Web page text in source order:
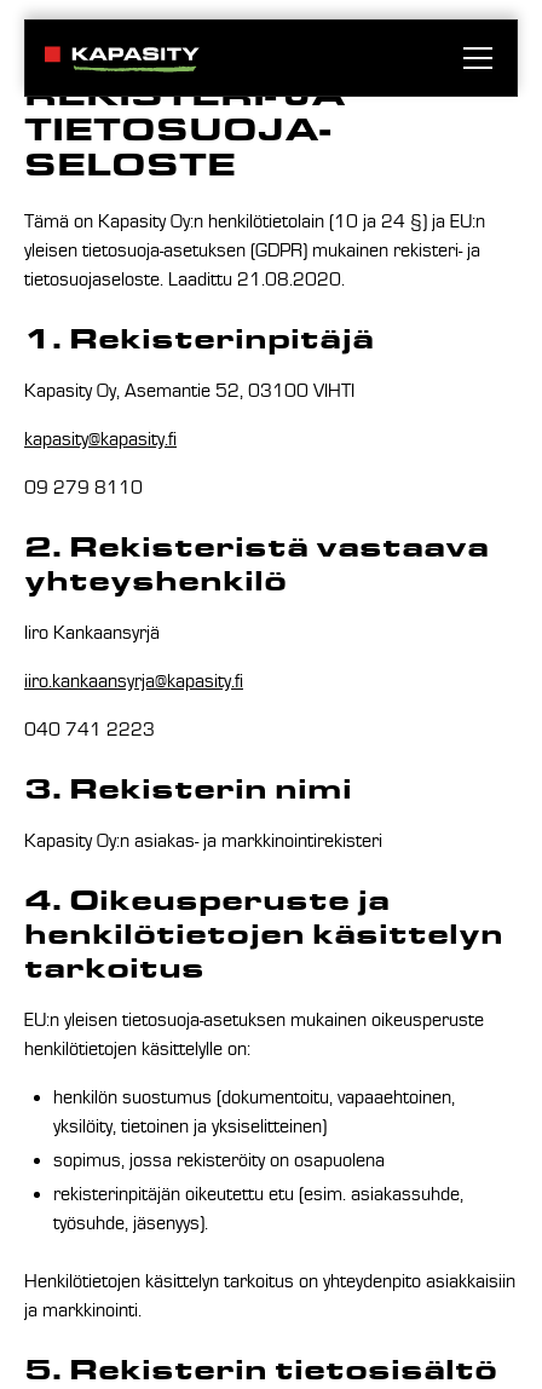
REKISTERI- JA
TIETOSUOJA­
SELOSTE
Tämä on Kapasity Oy:n henkilötietolain (10 ja 24 §) ja EU:n
yleisen tietosuoja-asetuksen (GDPR) mukainen rekisteri- ja
tietosuojaseloste. Laadittu 21.08.2020.
1. Rekisterinpitäjä
Kapasity Oy, Asemantie 52, 03100 VIHTI
kapasity@kapasity.fi
09 279 8110
2. Rekisteristä vastaava
yhteyshenkilö
Iiro Kankaansyrjä
iiro.kankaansyrja@kapasity.fi
040 741 2223
3. Rekisterin nimi
Kapasity Oy:n asiakas- ja markkinointirekisteri
4. Oikeusperuste ja
henkilötietojen käsittelyn
tarkoitus
EU:n yleisen tietosuoja-asetuksen mukainen oikeusperuste
henkilötietojen käsittelylle on:
henkilön suostumus (dokumentoitu, vapaaehtoinen,
yksilöity, tietoinen ja yksiselitteinen)
sopimus, jossa rekisteröity on osapuolena
rekisterinpitäjän oikeutettu etu (esim. asiakassuhde,
työsuhde, jäsenyys).
Henkilötietojen käsittelyn tarkoitus on yhteydenpito asiakkaisiin
ja markkinointi.
5. Rekisterin tietosisältö